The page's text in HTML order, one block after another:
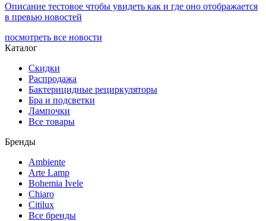
Описание тестовое чтобы увидеть как и где оно отображается
в превью новостей
посмотреть все новости
Каталог
Скидки
Распродажа
Бактерицидные рециркуляторы
Бра и подсветки
Лампочки
Все товары
Бренды
Ambiente
Arte Lamp
Bohemia Ivele
Chiaro
Citilux
Все бренды